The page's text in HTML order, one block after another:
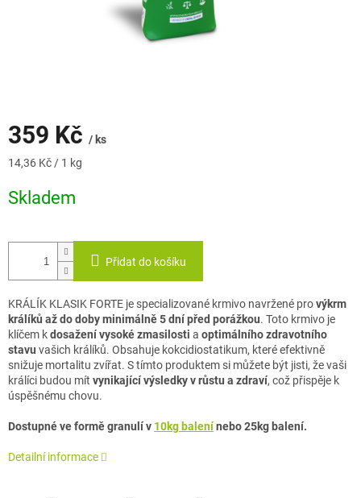
359 Kč / ks
Měrná
14,36 Kč / 1 kg
Skladem
Přidat do košíku
KRÁLÍK KLASIK FORTE je specializované krmivo navržené provýkrm
králíků až do doby minimálně 5 dní před porážkou. Toto krmivo je
klíčem kdosažení vysoké zmasilosti a optimálního zdravotního
stavu vašich králíků. Obsahuje kokcidiostatikum, které efektivně
snižuje mortalitu zvířat. S tímto produktem si můžete být jisti, že vaši
králíci budou mít vynikající výsledky v růstu a zdraví, což přispěje k
úspěšnému chovu.
Dostupné ve formě granulí v 10kg balenínebo 25kg balení.
Detailní informace